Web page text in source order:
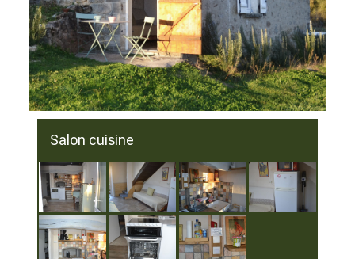
Salon cuisine